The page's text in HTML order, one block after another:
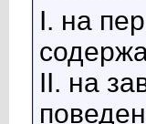
I. на
II. на